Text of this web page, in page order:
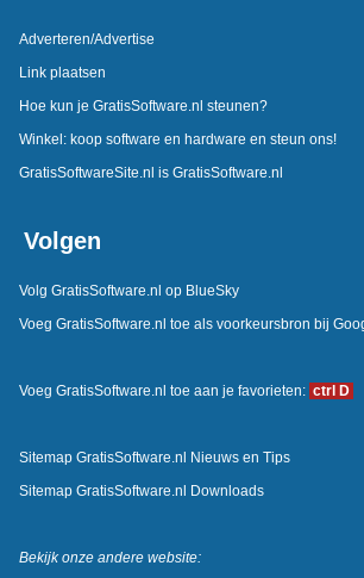
Adverteren/Advertise
Link plaatsen
Hoe kun je GratisSoftware.nl steunen?
Winkel: koop software en hardware en steun ons!
GratisSoftwareSite.nl is GratisSoftware.nl
Volgen
Volg GratisSoftware.nl op BlueSky
Voeg GratisSoftware.nl toe als voorkeursbron bij
Voeg GratisSoftware.nl toe aan je favorieten: ctrl D
Sitemap GratisSoftware.nl Nieuws en Tips
Sitemap GratisSoftware.nl Downloads
Bekijk onze andere website: